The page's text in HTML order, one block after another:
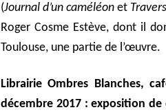
(Journal d’un caméléon et
Roger Cosme Estève, dont il
Toulouse, une partie de l’œuvre.
Librairie Ombres Blanches,
décembre 2017 : exposition de